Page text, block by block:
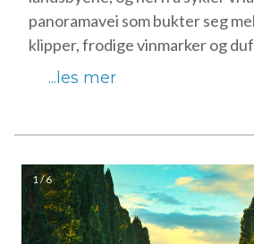
panoramavei som bukter seg
klipper, frodige vinmarker og
...les mer
1 / 6